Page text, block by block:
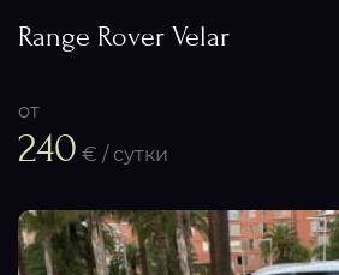
Range Rover Velar
от
240 € / сутки